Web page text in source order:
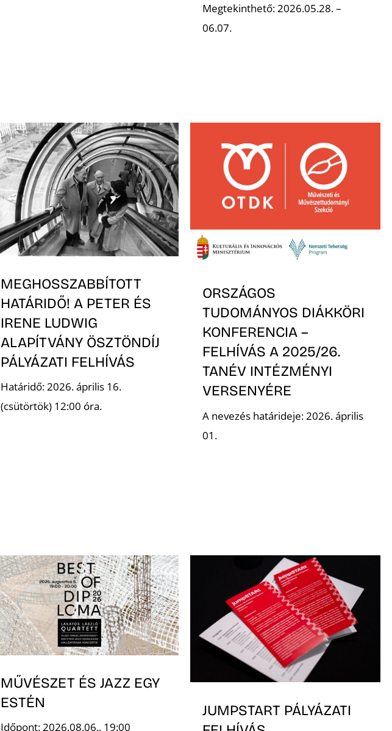
Megtekinthető: 2026.05.28. –
06.07.
MEGHOSSZABBÍTOTT
HATÁRIDŐ! A PETER ÉS
IRENE LUDWIG
ALAPÍTVÁNY ÖSZTÖNDÍJ
PÁLYÁZATI FELHÍVÁS
Határidő: 2026. április 16.
(csütörtök) 12:00 óra.
ORSZÁGOS
TUDOMÁNYOS DIÁKKÖRI
KONFERENCIA –
FELHÍVÁS A 2025/26.
TANÉV INTÉZMÉNYI
VERSENYÉRE
A nevezés határideje: 2026. április
01.
MŰVÉSZET ÉS JAZZ EGY
ESTÉN
Időpont: 2026.08.06., 19:00
JUMPSTART PÁLYÁZATI